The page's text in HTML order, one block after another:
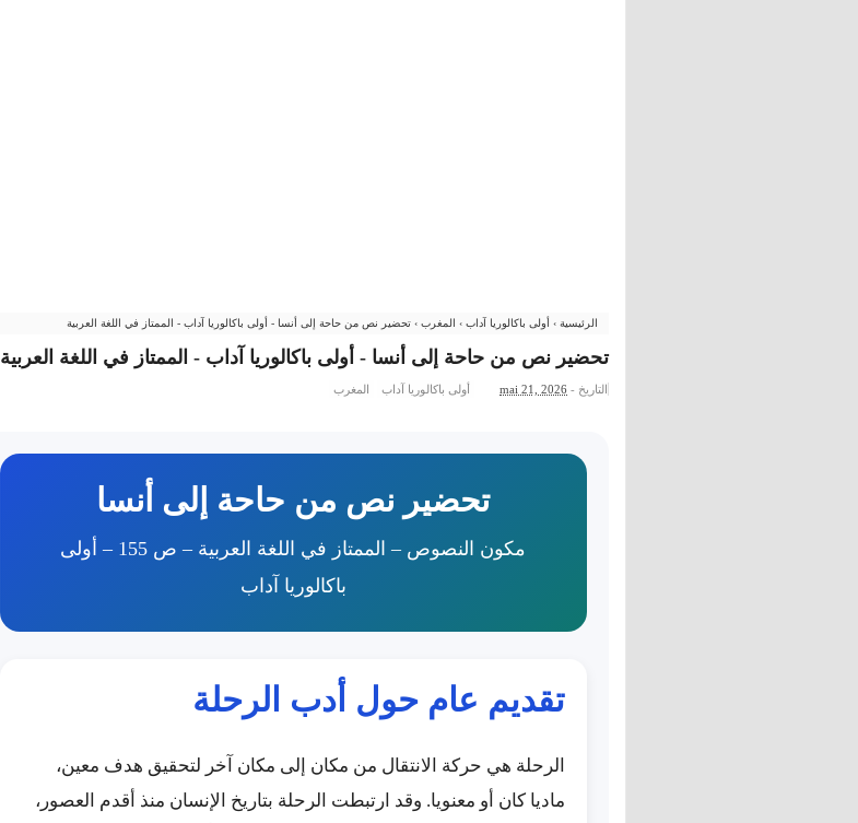
الرئيسية › أولى باكالوريا آداب › المغرب › تحضير نص من حاحة إلى أنسا - أولى باكالوريا آداب - الممتاز في اللغة العربية
تحضير نص من حاحة إلى أنسا - أولى باكالوريا آداب - الممتاز في اللغة العربية
التاريخ - mai 21, 2026 أولى باكالوريا آداب المغرب
تحضير نص من حاحة إلى أنسا
مكون النصوص – الممتاز في اللغة العربية – ص 155 – أولى
باكالوريا آداب
تقديم عام حول أدب الرحلة
الرحلة هي حركة الانتقال من مكان إلى مكان آخر لتحقيق هدف معين،
ماديا كان أو معنويا. وقد ارتبطت الرحلة بتاريخ الإنسان منذ أقدم العصور،